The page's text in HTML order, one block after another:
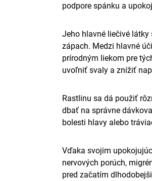
podpore spánku a
Jeho hlavné liečivé látky
zápach. Medzi hlavné
prírodným liekom pre
uvoľniť svaly a znížiť
Rastlinu sa dá použiť
dbať na správne
bolesti hlavy alebo
Vďaka svojim
nervových porúch,
pred začatím